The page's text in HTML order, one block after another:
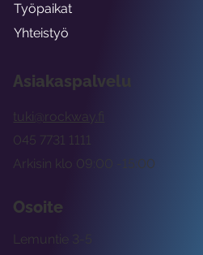
Asiakaspalvelu
tuki@rockway.fi
Arkisin klo 09:00 -15:00
045 7731 1111
Osoite
Lemuntie 3-5
Työpaikat
Yhteistyö